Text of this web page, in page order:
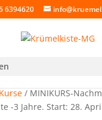
6394620
/ MINIKURS-
-3 Jahre. Start: 28.